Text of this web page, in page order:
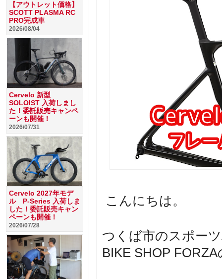
こんにちは。
つくば市のスポー
BIKE SHOP
【アウトレット価格】
SCOTT PLASMA RC
PRO完成車
2026/08/04
Cervelo 新型
SOLOIST 入荷しまし
た！委託販売キャンペ
ーンも開催！
2026/07/31
Cervelo 2027年モデ
ル P-Series 入荷しま
した！委託販売キャン
ペーンも開催！
2026/07/28